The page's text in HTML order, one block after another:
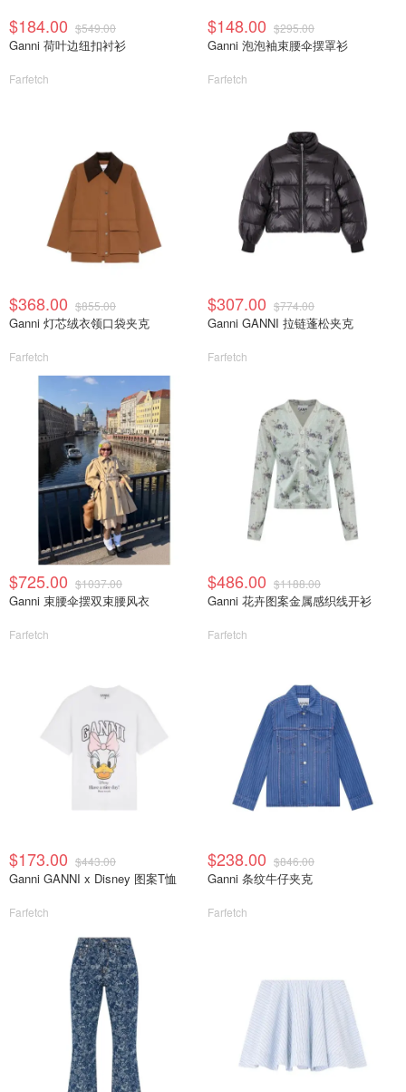
$184.00 $549.00
Ganni 荷叶边纽扣衬衫
Farfetch
$148.00 $295.00
Ganni 泡泡袖束腰伞摆罩衫
Farfetch
$368.00 $855.00
Ganni 灯芯绒衣领口袋夹克
Farfetch
$307.00 $774.00
Ganni GANNI 拉链蓬松夹克
Farfetch
$725.00 $1037.00
Ganni 束腰伞摆双束腰风衣
Farfetch
$486.00 $1188.00
Ganni 花卉图案金属感织线开衫
Farfetch
$173.00 $443.00
Ganni GANNI x Disney 图案T恤
Farfetch
$238.00 $846.00
Ganni 条纹牛仔夹克
Farfetch